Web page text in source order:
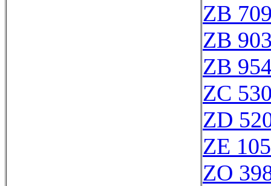
ZB
ZB
ZB
ZC
ZD
ZE
ZO